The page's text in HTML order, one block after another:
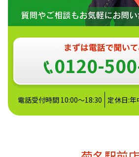
0120-
電話受付時間 10:00～18:30 定休日: